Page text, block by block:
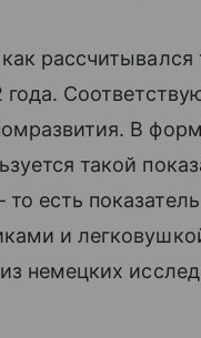
года.
В
такой
есть
и
немецких